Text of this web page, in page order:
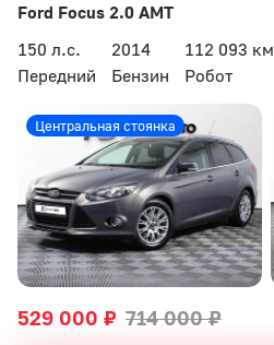
Ford Focus 2.0 AMT
150 л.с.
2014
112 093 км
Передний
Бензин Робот
529 000 ₽ 714 000 ₽
Центральная стоянка